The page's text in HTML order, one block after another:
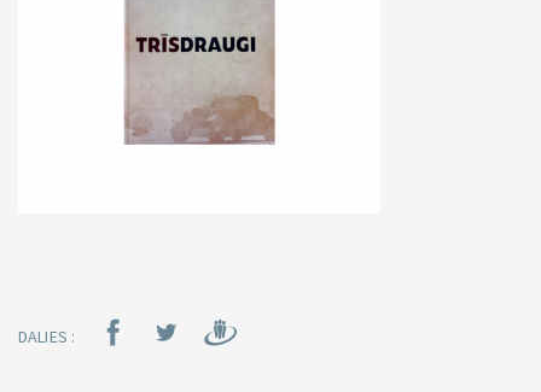
DALIES :